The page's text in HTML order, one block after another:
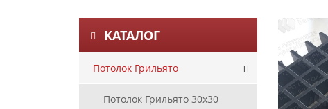
КАТАЛОГ
Потолок Грильято
Потолок Грильято 30х30